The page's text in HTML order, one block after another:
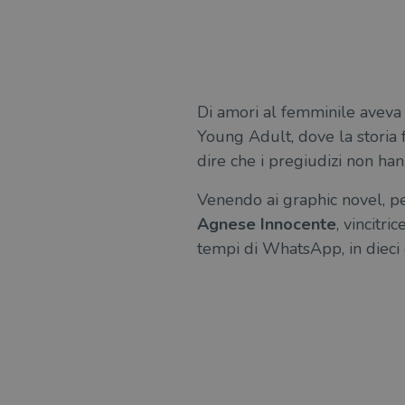
Di amori al femminile
Young Adult, dove la storia
dire che i pregiudizi non
Venendo ai graphic novel,
Agnese Innocente,
tempi di WhatsApp, in
Nome
/
_ga_RXJCD2NFMF
_ga
LLC
Fornitore/
Dominio
UserProfile .illibraio.it
Platform
.illibraio.it
Nome
__Secure-ROLLOUT_TOKEN
ttwid